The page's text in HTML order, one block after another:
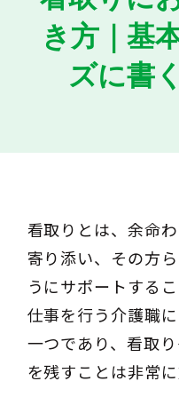
き方｜基
ズに書
看取りとは、余命
寄り添い、その方
うにサポートする
仕事を行う介護職
一つであり、看取
を残すことは非常に